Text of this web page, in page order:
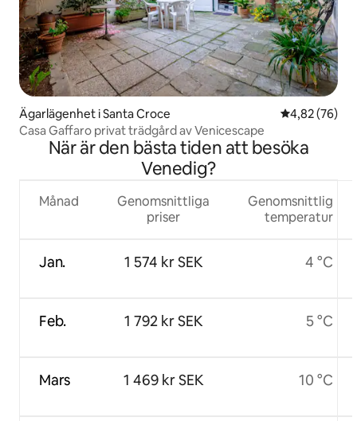
Ägarlägenhet i Santa Croce 4,82 av 5 i
4,82 (76)
Casa Gaffaro privat trädgård av Venicescape
När är den bästa tiden att besöka
Venedig?
Månad
Jan.
Feb.
Mars
Genomsnittliga
priser
1 574 kr SEK
1 792 kr SEK
1 469 kr SEK
Genomsnittlig
temperatur
4 °C
5 °C
10 °C